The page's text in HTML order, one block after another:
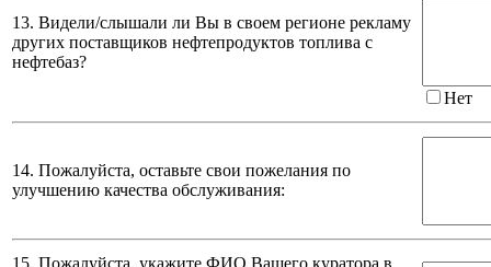
13. Видели/слышали ли Вы в своем регионе рекламу
других поставщиков нефтепродуктов топлива с
нефтебаз?
Нет
14. Пожалуйста, оставьте свои пожелания по
улучшению качества обслуживания:
15. Пожалуйста, укажите ФИО Вашего куратора в